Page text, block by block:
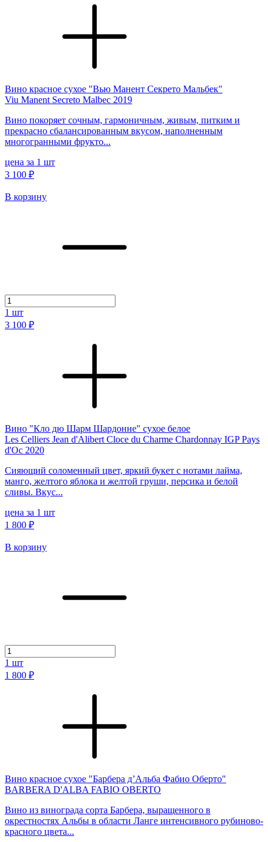
Вино красное сухое "Вью Манент Секрето Мальбек"
Viu Manent Secreto Malbec 2019
Вино покоряет сочным, гармоничным, живым, питким и
прекрасно сбалансированным вкусом, наполненным
многогранными фрукто...
цена за 1 шт
3 100 ₽
В корзину
1 шт
3 100 ₽
Вино "Кло дю Шарм Шардонне" сухое белое
Les Celliers Jean d'Alibert Cloce du Charme Chardonnay IGP Pays
d'Oc 2020
Сияющий соломенный цвет, яркий букет с нотами лайма,
манго, желтого яблока и желтой груши, персика и белой
сливы. Вкус...
цена за 1 шт
1 800 ₽
В корзину
1 шт
1 800 ₽
Вино красное сухое "Барбера д’Альба Фабио Оберто"
BARBERA D'ALBA FABIO OBERTO
Вино из винограда сорта Барбера, выращенного в
окрестностях Альбы в области Ланге интенсивного рубиново-
красного цвета...